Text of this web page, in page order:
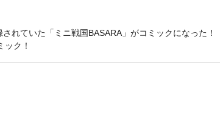
れていた「ミニ戦国BASARA」がコミックになった！
ク！